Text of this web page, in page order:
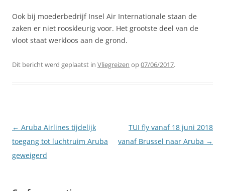
Ook bij moederbedrijf Insel Air Internationale staan de
zaken er niet rooskleurig voor. Het grootste deel van de
vloot staat werkloos aan de grond.
Dit bericht werd geplaatst in Vliegreizen op07/06/2017.
Berichtnavigatie
← Aruba Airlines tijdelijk
toegang tot luchtruim Aruba
geweigerd
TUI fly vanaf 18 juni 2018
vanaf Brussel naar Aruba →